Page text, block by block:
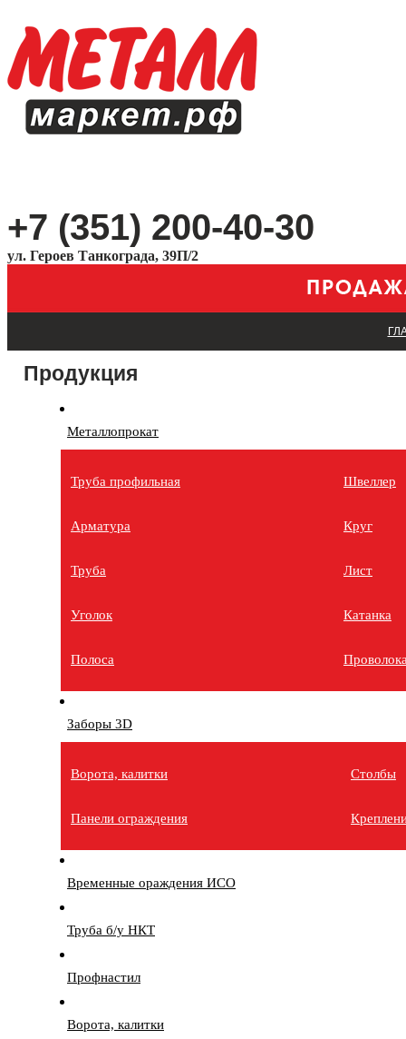
+7 (351) 200-40-30
ул. Героев Танкограда, 39П/2
Продукция
Металлопрокат
Труба профильная
Арматура
Труба
Уголок
Полоса
Швеллер
Круг
Лист
Катанка
Заборы 3D
Ворота, калитки
Панели ограждения
Столбы
Временные ораждения ИСО
Труба б/у НКТ
Профнастил
Ворота, калитки